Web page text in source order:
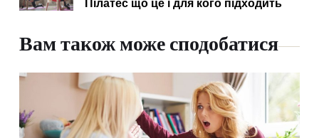
Пілатес що це і для кого підходить
Вам також може сподобатися